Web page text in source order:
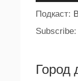
Подкаст:
Subscribe:
Город